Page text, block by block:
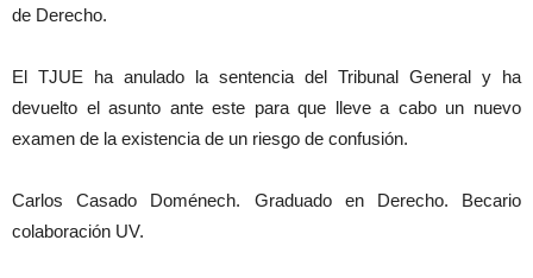
de Derecho.
El TJUE ha anulado la sentencia del Tribunal General y ha
devuelto el asunto ante este para que lleve a cabo un nuevo
examen de la existencia de un riesgo de confusión.
Carlos Casado Doménech. Graduado en Derecho. Becario
colaboración UV.